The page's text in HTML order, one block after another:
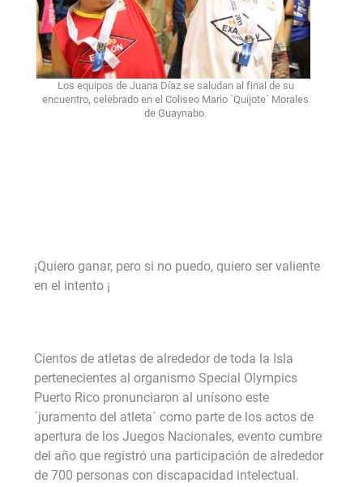
Los equipos de Juana Díaz se saludan al final de su
encuentro, celebrado en el Coliseo Mario ´Quijote´ Morales
de Guaynabo.
¡Quiero ganar, pero si no puedo, quiero ser valiente
en el intento ¡
Cientos de atletas de alrededor de toda la Isla
pertenecientes al organismo Special Olympics
Puerto Rico pronunciaron al unísono este
´juramento del atleta´ como parte de los actos de
apertura de los Juegos Nacionales, evento cumbre
del año que registró una participación de alrededor
de 700 personas con discapacidad intelectual.